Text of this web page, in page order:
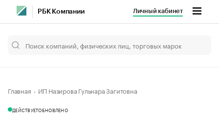
РБК Компании Личный кабинет
Главная ИП Назирова Гульнара Загитовна
ДЕЙСТВУЕТОБНОВЛЕНО